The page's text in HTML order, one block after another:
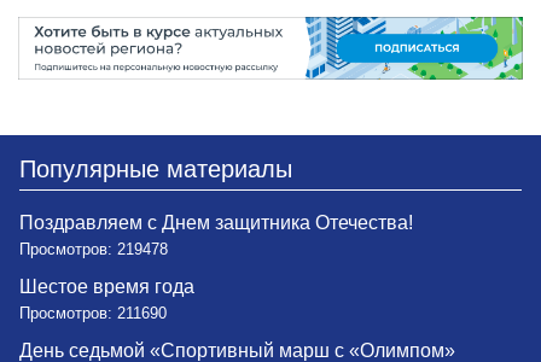
Популярные материалы
Поздравляем с Днем защитника Отечества!
Просмотров: 219478
Шестое время года
Просмотров: 211690
День седьмой «Спортивный марш с «Олимпом»